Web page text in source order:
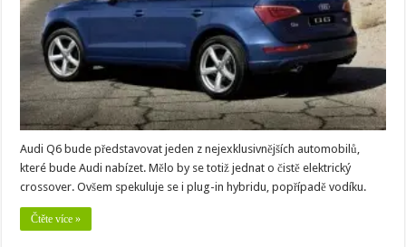
Audi Q6 bude představovat jeden z nejexklusivnějších automobilů,
které bude Audi nabízet. Mělo by se totiž jednat o čistě elektrický
crossover. Ovšem spekuluje se i plug-in hybridu, popřípadě vodíku.
Čtěte více »